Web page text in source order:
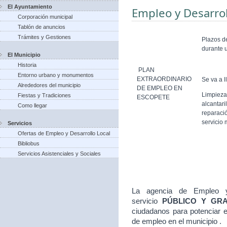
El Ayuntamiento
Corporación municipal
Tablón de anuncios
Trámites y Gestiones
El Municipio
Historia
Entorno urbano y monumentos
Alrededores del municipio
Fiestas y Tradiciones
Como llegar
Servicios
Ofertas de Empleo y Desarrollo Local
Bibliobus
Servicios Asistenciales y Sociales
Empleo y
PLAN
EXTRAORDINARIO
DE EMPLEO EN
ESCOPETE
Plazos
durante
Se va a
servicio
La agencia de Empleo
servicio
PÚBLICO Y
ciudadanos para potenciar
de empleo en el municipio .